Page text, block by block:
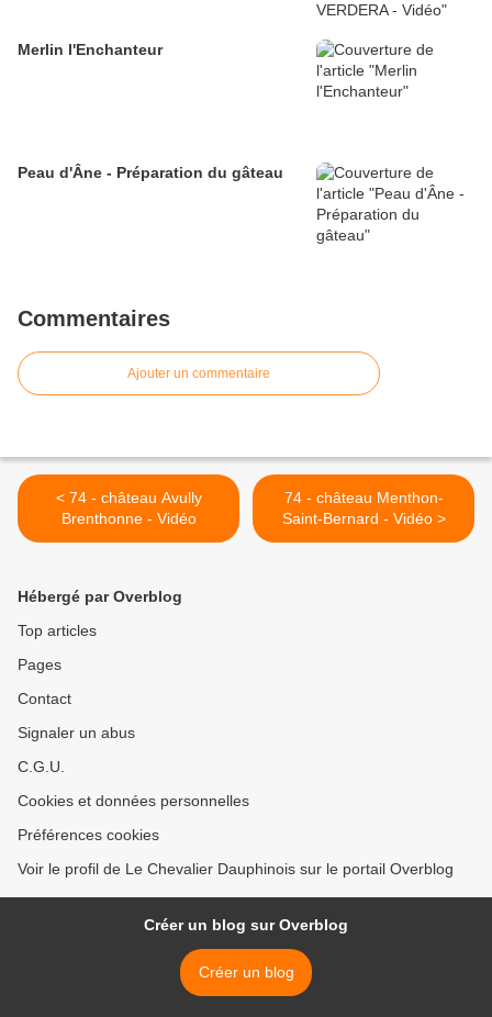
Merlin l'Enchanteur
Peau d'Âne - Préparation du gâteau
Commentaires
Ajouter un commentaire
< 74 - château Avully
Brenthonne - Vidéo
74 - château Menthon-
Saint-Bernard - Vidéo >
Hébergé par Overblog
Top articles
Pages
Contact
Signaler un abus
C.G.U.
Cookies et données personnelles
Préférences cookies
Voir le profil de Le Chevalier Dauphinois sur le portail Overblog
Créer un blog sur Overblog
Créer un blog